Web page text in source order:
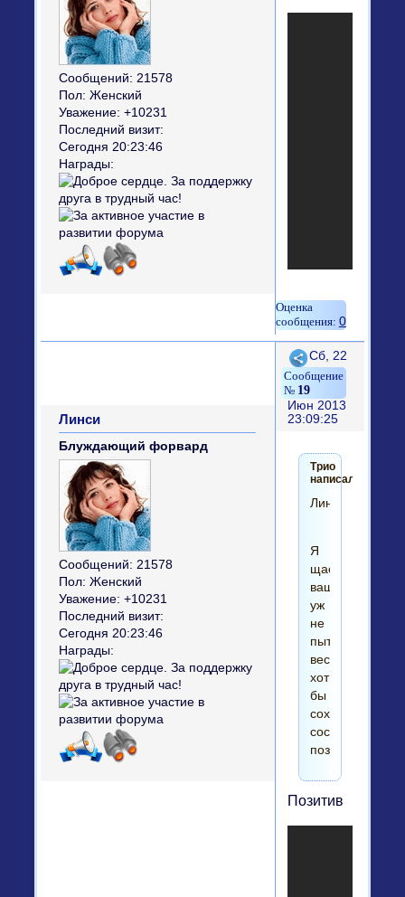
Сообщений: 21578
Пол: Женский
Уважение: +10231
Последний визит:
Сегодня 20:23:46
Награды:
0
Поделиться
19
Сб, 22
Июн 2013
23:09:25
Линси
Блуждающий форвард
Сообщений: 21578
Пол: Женский
Уважение: +10231
Последний визит:
Сегодня 20:23:46
Награды:
Трио
написал(а):
Линси,
Я
щасом
ваще
уж
не
пытаюсь
веселиться......
хоть
бы
сохранить
состояние
позитивное....
Позитив